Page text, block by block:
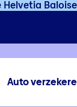
Auto